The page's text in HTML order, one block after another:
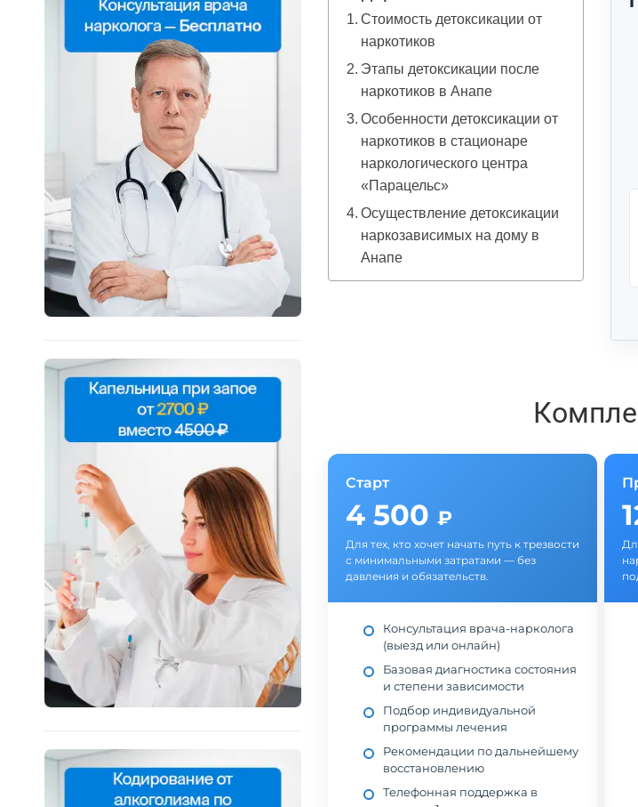
Стоимость детоксикации от
наркотиков
Этапы детоксикации после
наркотиков в Анапе
Особенности детоксикации от
наркотиков в стационаре
наркологического центра
«Парацельс»
Осуществление детоксикации
наркозависимых на дому в
Анапе
Старт
4 500 ₽
Для тех, кто хочет начать путь к трезвости
с минимальными затратами — без
давления и обязательств.
Консультация врача-нарколога
(выезд или онлайн)
Базовая диагностика состояния
и степени зависимости
Подбор индивидуальной
программы лечения
Рекомендации по дальнейшему
восстановлению
Телефонная поддержка в